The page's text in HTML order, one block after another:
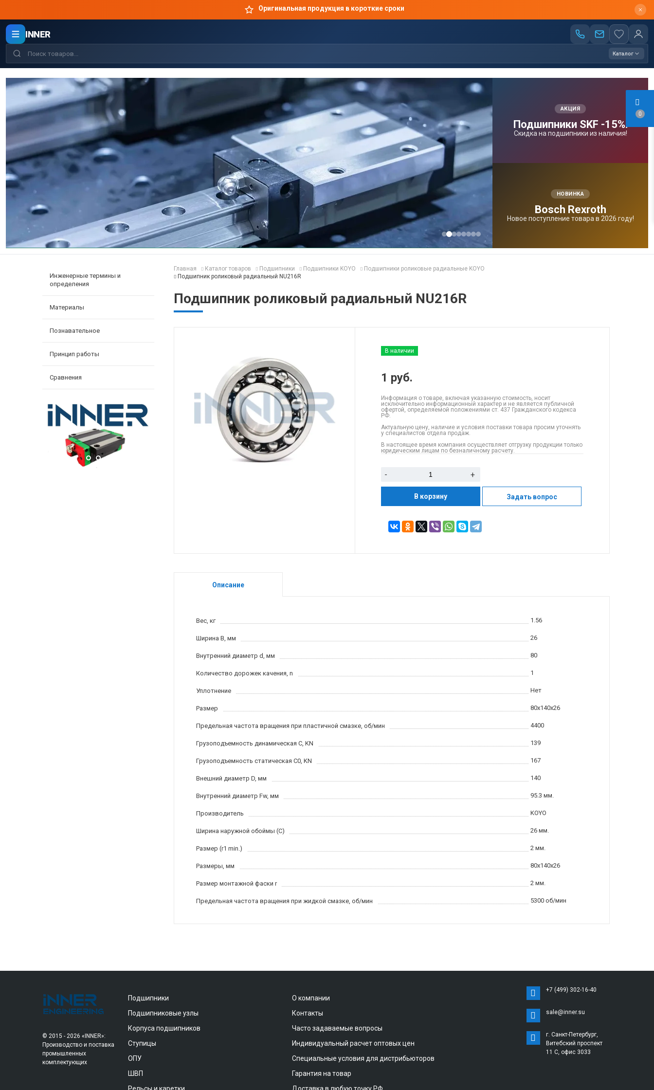
0
Оригинальная продукция в короткие сроки
INNER
Каталог
АКЦИЯ
Подшипники SKF -15%!
Скидка на подшипники из наличия!
НОВИНКА
Bosсh Rexroth
Новое поступление товара в 2026 году!
Инженерные термины и
определения
Материалы
Познавательное
Принцип работы
Сравнения
Главная Каталог товаров Подшипники Подшипники KOYO
Подшипники роликовые радиальные KOYO
Подшипник роликовый радиальный NU216R
Подшипник роликовый радиальный NU216R
В наличии
1 руб.
Информация о товаре, включая указанную стоимость, носит
исключительно информационный характер и не является публичной
офертой, определяемой положениями ст. 437 Гражданского кодекса
РФ.
Актуальную цену, наличие и условия поставки товара просим уточнять
у специалистов отдела продаж.
В настоящее время компания осуществляет отгрузку продукции только
юридическим лицам по безналичному расчету.
- +
В корзину Задать вопрос
Описание
Вес, кг 1.56
Ширина B, мм 26
Внутренний диаметр d, мм 80
Количество дорожек качения, n 1
Уплотнение Нет
Размер 80x140x26
Предельная частота вращения при пластичной смазке, об/мин 4400
Грузоподъемность динамическая C, KN 139
Грузоподъемность статическая C0, KN 167
Внешний диаметр D, мм 140
Внутренний диаметр Fw, мм 95.3 мм.
Производитель KOYO
Ширина наружной обоймы (C) 26 мм.
Размер (r1 min.) 2 мм.
Размеры, мм 80x140x26
Размер монтажной фаски r 2 мм.
Предельная частота вращения при жидкой смазке, об/мин 5300 об/мин
© 2015 - 2026 «INNER»:
Производство и поставка
промышленных
комплектующих
Подшипники
Подшипниковые узлы
Корпуса подшипников
Ступицы
ОПУ
ШВП
О компании
Контакты
Часто задаваемые вопросы
Индивидуальный расчет оптовых цен
Специальные условия для дистрибьюторов
Гарантия на товар
+7 (499) 302-16-40
sale@inner.su
г. Санкт-Петербург,
Витебский проспект
11 С, офис 3033